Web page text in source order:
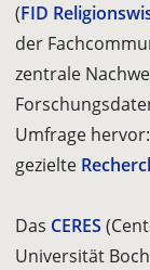
(FID
der
zentrale
Umfrage
gezielte
Das CERES
Universität